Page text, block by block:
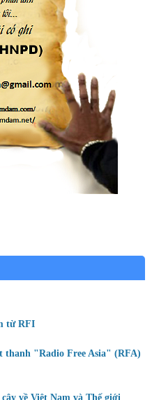
từ RFI
thanh "Radio Free Asia" (RFA)
về Việt Nam và Thế giới